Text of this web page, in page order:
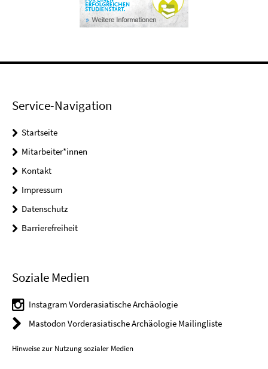
Service-Navigation
Startseite
Mitarbeiter*innen
Kontakt
Impressum
Datenschutz
Barrierefreiheit
Soziale Medien
Instagram Vorderasiatische Archäologie
Mastodon Vorderasiatische Archäologie Mailingliste
Hinweise zur Nutzung sozialer Medien